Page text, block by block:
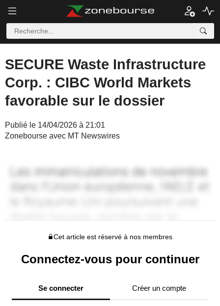
SECURE Waste Infrastructure
Corp. : CIBC World Markets
favorable sur le dossier
Publié le 14/04/2026 à 21:01
Zonebourse avec MT Newswires
Cet article est réservé à nos membres
Connectez-vous pour continuer
Se connecter Créer un compte